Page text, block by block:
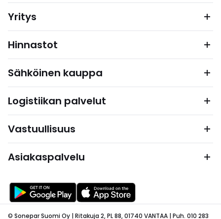
Yritys
Hinnastot
Sähköinen kauppa
Logistiikan palvelut
Vastuullisuus
Asiakaspalvelu
© Sonepar Suomi Oy | Ritakuja 2, PL 88, 01740 VANTAA | Puh. 010 283